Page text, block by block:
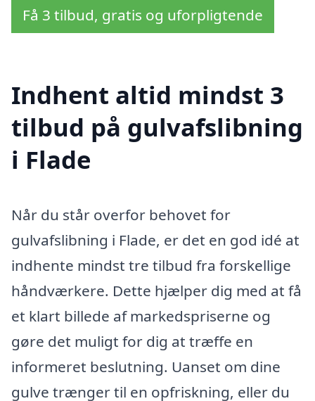
Få 3 tilbud, gratis og uforpligtende
Indhent altid mindst 3
tilbud på gulvafslibning
i Flade
Når du står overfor behovet for
gulvafslibning i Flade, er det en god idé at
indhente mindst tre tilbud fra forskellige
håndværkere. Dette hjælper dig med at få
et klart billede af markedspriserne og
gøre det muligt for dig at træffe en
informeret beslutning. Uanset om dine
gulve trænger til en opfriskning, eller du